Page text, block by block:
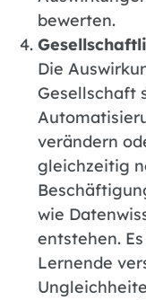
bewerten.
Die
Gesellschaft
verändern
gleichzeitig
wie
entstehen.
Lernende